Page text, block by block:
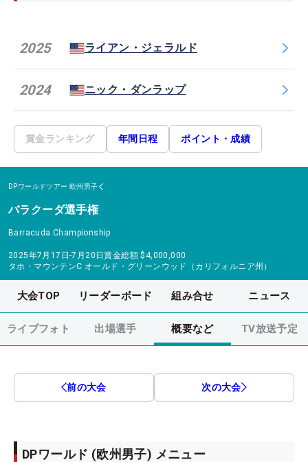
2025 ライアン・ジェラルド
2024 ニック・ダンラップ
賞金ランキング 年間日程 ポイント・成績
DPワールドツアー 欧州男子
バラクーダ選手権
Barracuda Championship
2025年7月17日-7月20日賞金総額 $4,000,000
タホ・マウンテンC オールド・グリーンウッド（カリフォルニア州）
大会TOP リーダーボード 組み合せ ニュース
ライブフォト 出場選手 概要など TV放送予定
前の大会 次の大会
DPワールド (欧州男子) メニュー